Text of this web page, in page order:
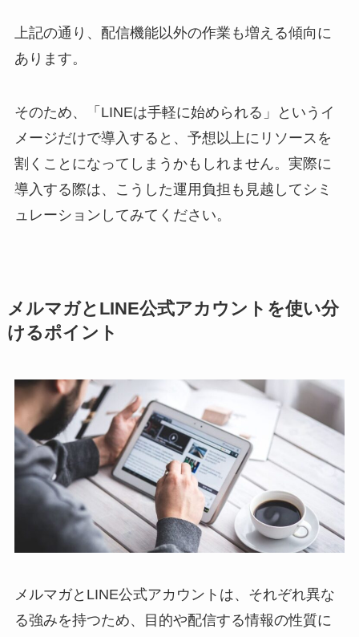
上記の通り、配信機能以外の作業も増える傾向に
あります。
そのため、「LINEは手軽に始められる」というイ
メージだけで導入すると、予想以上にリソースを
割くことになってしまうかもしれません。実際に
導入する際は、こうした運用負担も見越してシミ
ュレーションしてみてください。
メルマガとLINE公式アカウントを使い分
けるポイント
メルマガとLINE公式アカウントは、それぞれ異な
る強みを持つため、目的や配信する情報の性質に